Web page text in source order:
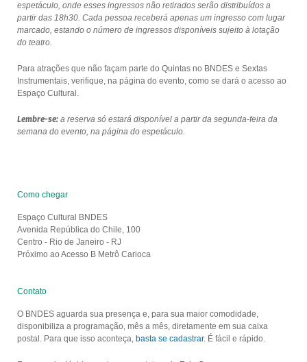
espetáculo, onde esses ingressos não retirados serão distribuídos a
partir das 18h30. Cada pessoa receberá apenas um ingresso com lugar
marcado, estando o número de ingressos disponíveis sujeito à lotação
do teatro.
Para atrações que não façam parte do Quintas no BNDES e Sextas
Instrumentais, verifique, na página do evento, como se dará o acesso ao
Espaço Cultural.
Lembre-se:a reserva só estará disponível a partir da segunda-feira da
semana do evento, na página do espetáculo.
Como chegar
Espaço Cultural BNDES
Avenida República do Chile, 100
Centro - Rio de Janeiro - RJ
Próximo ao Acesso B Metrô Carioca
Contato
O BNDES aguarda sua presença e, para sua maior comodidade,
disponibiliza a programação, mês a mês, diretamente em sua caixa
postal. Para que isso aconteça, basta se cadastrar. É fácil e rápido.